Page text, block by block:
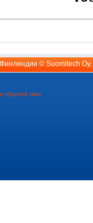
Финляндии © Suomitech Oy
обратной связи